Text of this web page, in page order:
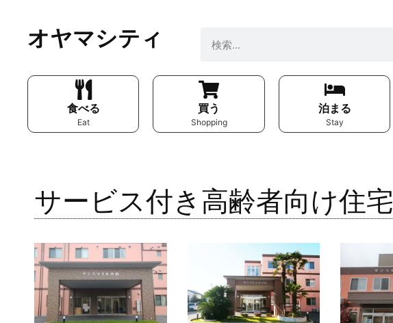
オヤマシティ
食べる
Eat
買う
Shopping
泊まる
Stay
サービス付き高齢者向け住宅